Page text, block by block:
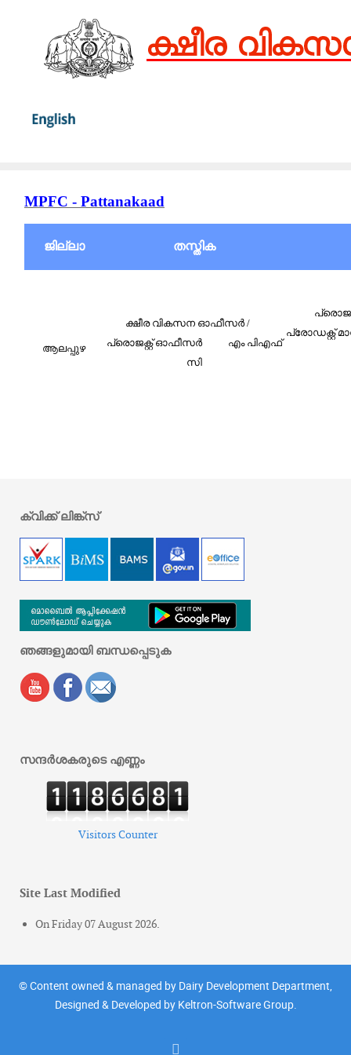
MPFC - Pattanakaad
ജില്ലാ തസ്തിക
ആലപ്പുഴ
ക്ഷീര വികസന ഓഫീസര്‍ /
പ്രൊജക്റ്റ്‌ ഓഫീസര്‍ എം പിഎഫ്
സി
പ്രോഡക്റ്റ്
ക്വിക്ക് ലിങ്ക്സ്
ഞങ്ങളുമായി ബന്ധപ്പെടുക
സന്ദർശകരുടെ എണ്ണം
Visitors Counter
Site Last Modified
On Friday 07 August 2026.
© Content owned & managed by Dairy Development Department,
Designed & Developed by Keltron-Software Group.